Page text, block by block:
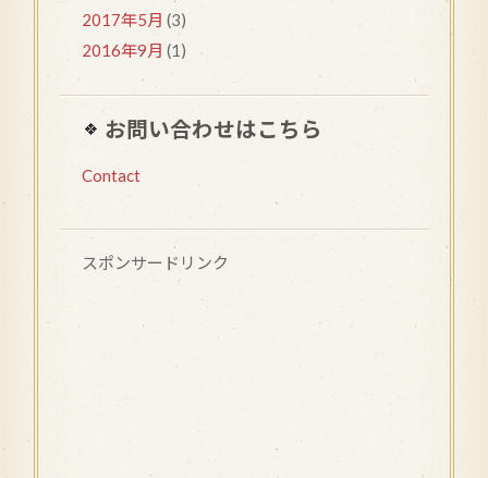
2017年5月 (3)
2016年9月 (1)
お問い合わせはこちら
Contact
スポンサードリンク